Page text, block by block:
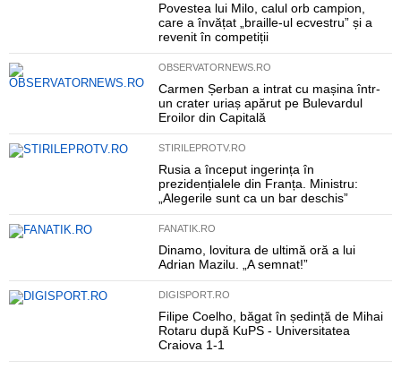
Povestea lui Milo, calul orb campion,
care a învățat „braille-ul ecvestru” și a
revenit în competiții
OBSERVATORNEWS.RO
Carmen Șerban a intrat cu mașina într-
un crater uriaș apărut pe Bulevardul
Eroilor din Capitală
STIRILEPROTV.RO
Rusia a început ingerința în
prezidențialele din Franța. Ministru:
„Alegerile sunt ca un bar deschis”
FANATIK.RO
Dinamo, lovitura de ultimă oră a lui
Adrian Mazilu. „A semnat!”
DIGISPORT.RO
Filipe Coelho, băgat în ședință de Mihai
Rotaru după KuPS - Universitatea
Craiova 1-1